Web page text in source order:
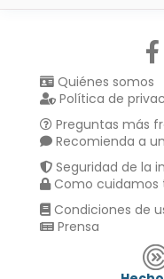
Quiénes somos
Política de
Preguntas más
Recomienda a
Seguridad de la
Como cuidamos
Condiciones de
Prensa